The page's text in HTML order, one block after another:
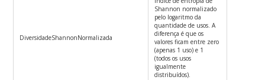
DiversidadeShannonNormalizada
Shannon normalizado
pelo logaritmo da
quantidade de usos. A
diferença é que os
valores ficam entre zero
(apenas 1 uso) e 1
(todos os usos
igualmente
distribuídos).